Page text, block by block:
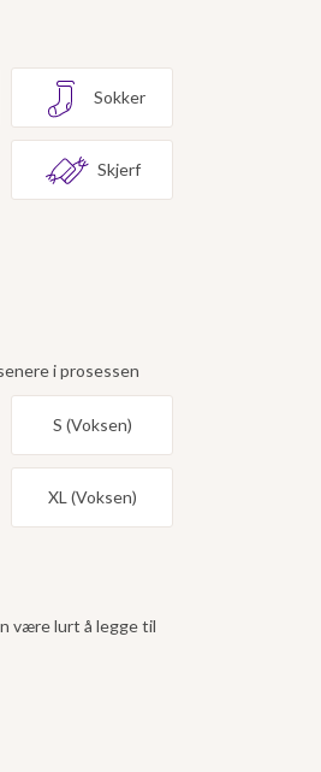
Sokker
Skjerf
i prosessen
S (Voksen)
XL (Voksen)
være lurt å legge til